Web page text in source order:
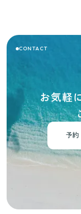
CONTACT
お気軽
予約